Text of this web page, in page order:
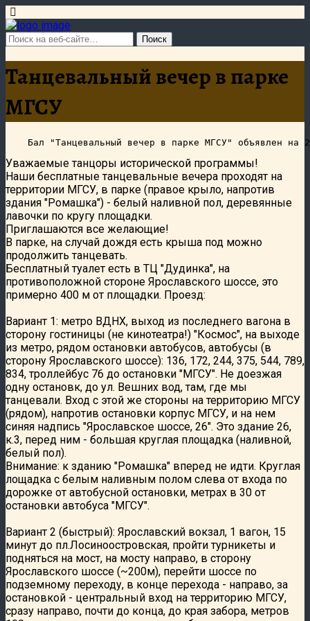
Танцевальный вечер в парке
МГСУ
Уважаемые танцоры исторической программы!
Наши бесплатные танцевальные вечера проходят на
территории МГСУ, в парке (правое крыло, напротив
здания "Ромашка") - белый наливной пол, деревянные
лавочки по кругу площадки.
Приглашаются все желающие!
В парке, на случай дождя есть крыша под можно
продолжить танцевать.
Бесплатный туалет есть в ТЦ "Дудинка", на
противоположной стороне Ярославского шоссе, это
примерно 400 м от площадки. Проезд:
Вариант 1: метро ВДНХ, выход из последнего вагона в
сторону гостиницы (не кинотеатра!) "Космос", на выходе
из метро, рядом остановки автобусов, автобусы (в
сторону Ярославского шоссе): 136, 172, 244, 375, 544, 789,
834, троллейбус 76 до остановки "МГСУ". Не доезжая
одну остановк, до ул. Вешних вод, там, где мы
танцевали. Вход с этой же стороны на территорию МГСУ
(рядом), напротив остановки корпус МГСУ, и на нем
синяя надпись "Ярославское шоссе, 26". Это здание 26,
к.3, перед ним - большая круглая площадка (наливной,
белый пол).
Внимание: к зданию "Ромашка" вперед не идти. Круглая
лощадка с белым наливным полом слева от входа по
дорожке от автобусной остановки, метрах в 30 от
остановки автобуса "МГСУ".
Вариант 2 (быстрый): Ярославский вокзал, 1 вагон, 15
минут до пл.Лосиноостровская, пройти турникеты и
подняться на мост, на мосту направо, в сторону
Ярославского шоссе (~200м), перейти шоссе по
подземному переходу, в конце перехода - направо, за
остановкой - центральный вход на территорию МГСУ,
сразу направо, почти до конца, до края забора, метров